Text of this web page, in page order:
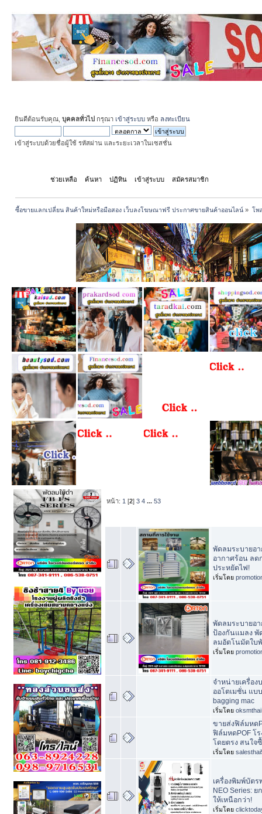
ยินดีต้อนรับคุณ, บุคคลทั่วไป กรุณา เข้าสู่ระบบ หรือ ลงทะเบียน
เข้าสู่ระบบด้วยชื่อผู้ใช้ รหัสผ่าน และระยะเวลาในเซสชั่น
ช่วยเหลือ ค้นหา ปฏิทิน เข้าสู่ระบบ สมัครสมาชิก
ซื้อขายแลกเปลี่ยน สินค้าใหม่หรือมือสอง เว็บลงโฆษณาฟรี ประกาศขายสินค้าออนไลน์ » โพ
หน้า: 1 [2]3 4 ...53
พัดลมระบายอ
อากาศร้อน ลด
ประหยัดไฟ!
เริ่มโดย
พัดลมระบายอ
ป้องกันแมลง พั
ลมอัตโนมัตใบ
เริ่มโดย
จำหน่ายเครื่อง
ออโตเมชั่น แบ
bagging mac
เริ่มโดย oksmthai
ขายส่งฟิล์มหด
ฟิล์มหดPOF โ
โดยตรง สนใจ
เริ่มโดย
เครื่องพิมพ์บัตร
NEO Series:
ให้เหนือกว่า!
เริ่มโดย